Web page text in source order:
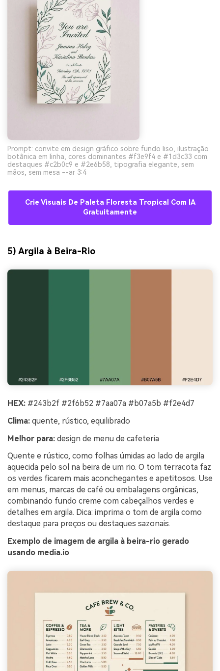
Prompt: convite em design gráfico sobre fundo liso, ilustração
botânica em linha, cores dominantes #f3e9f4 e #1d3c33 com
destaques #c2b0c9 e #2e6b58, tipografia elegante, sem
mãos, sem mesa --ar 3:4
Crie Visuais De Paleta Floresta Tropical Com IA
Gratuitamente
5) Argila à Beira-Rio
HEX: #243b2f #2f6b52 #7aa07a #b07a5b #f2e4d7
Clima: quente, rústico, equilibrado
Melhor para: design de menu de cafeteria
Quente e rústico, como folhas úmidas ao lado de argila
aquecida pelo sol na beira de um rio. O tom terracota faz
os verdes ficarem mais aconchegantes e apetitosos. Use
em menus, marcas de café ou embalagens orgânicas,
combinando fundo creme com cabeçalhos verdes e
detalhes em argila. Dica: imprima o tom de argila como
destaque para preços ou destaques sazonais.
Exemplo de imagem de argila à beira-rio gerado
usando media.io